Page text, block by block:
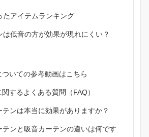
たアイテムランキング
は低音の方が効果が現れにくい？
いての参考動画はこちら
するよくある質問（FAQ）
ンは本当に効果がありますか？
テンと吸音カーテンの違いは何です